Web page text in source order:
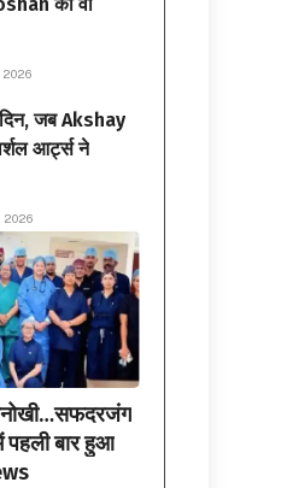
2026
जब Akshay
आर्ट्स ने
2026
पहली बार हुआ